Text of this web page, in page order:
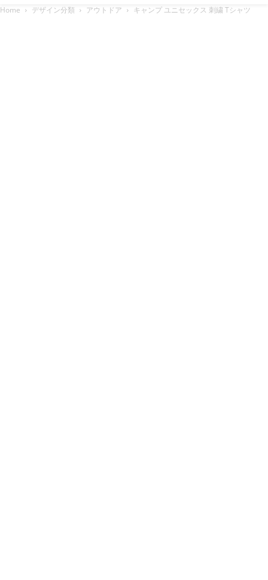
Home デザイン分類 アウトドア キャンプ ユニセックス 刺繍 Tシャツ